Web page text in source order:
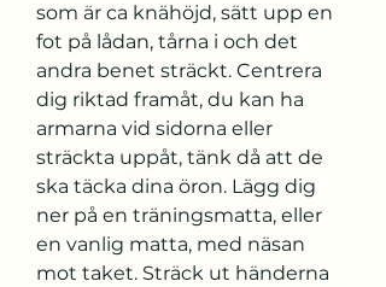
som är ca knähöjd, sätt upp en
fot på lådan, tårna i och det
andra benet sträckt. Centrera
dig riktad framåt, du kan ha
armarna vid sidorna eller
sträckta uppåt, tänk då att de
ska täcka dina öron. Lägg dig
ner på en träningsmatta, eller
en vanlig matta, med näsan
mot taket. Sträck ut händerna